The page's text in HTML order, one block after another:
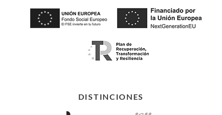
DISTINCIONES